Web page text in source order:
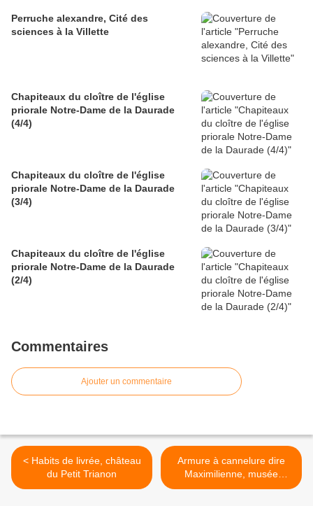
Perruche alexandre, Cité des
sciences à la Villette
Chapiteaux du cloître de l'église
priorale Notre-Dame de la Daurade
(4/4)
Chapiteaux du cloître de l'église
priorale Notre-Dame de la Daurade
(3/4)
Chapiteaux du cloître de l'église
priorale Notre-Dame de la Daurade
(2/4)
Commentaires
Ajouter un commentaire
< Habits de livrée, château
du Petit Trianon
Armure à cannelure dire
Maximilienne, musée
national de la Renaissance